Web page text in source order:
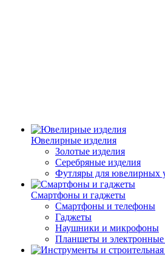
Ювелирные изделия
Золотые изделия
Серебряные изделия
Футляры для ювелирных
Смартфоны и гаджеты
Смартфоны и телефоны
Гаджеты
Наушники и микрофоны
Планшеты и